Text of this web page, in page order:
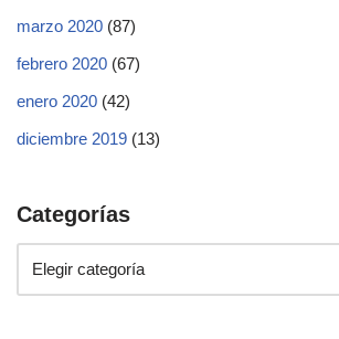
marzo 2020 (87)
febrero 2020 (67)
enero 2020 (42)
diciembre 2019 (13)
Categorías